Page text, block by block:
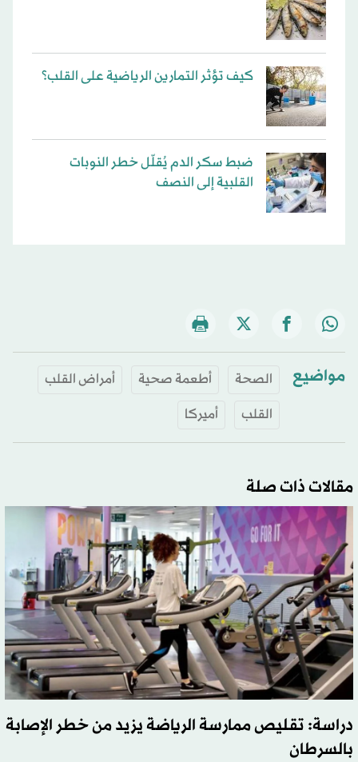
كيف تؤثر التمارين الرياضية على القلب؟
ضبط سكر الدم يُقلّل خطر النوبات
القلبية إلى النصف
مواضيع الصحة أطعمة صحية
أمراض القلب
القلب
أميركا
مقالات ذات صلة
دراسة: تقليص ممارسة الرياضة يزيد من خطر الإصابة
بالسرطان